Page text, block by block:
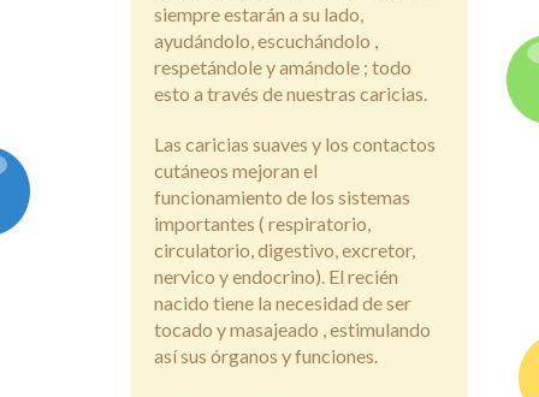
siempre estarán a su lado,
ayudándolo, escuchándolo ,
respetándole y amándole ; todo
esto a través de nuestras caricias.
Las caricias suaves y los contactos
cutáneos mejoran el
funcionamiento de los sistemas
importantes ( respiratorio,
circulatorio, digestivo, excretor,
nervico y endocrino). El recién
nacido tiene la necesidad de ser
tocado y masajeado , estimulando
así sus órganos y funciones.